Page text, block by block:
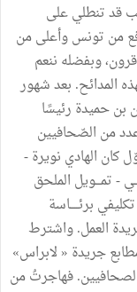
قدتنطليعلى
من تونسوأعلىمن
قرون،وبفضله ننعم
المدائح. بعدشهور
بنحميدة رئيسًا
من الصّحافيين
كان الهادي نويرة-
-تمـــويل الملحق
تكليفي برئـــــاسة
العمل.واشترط
جريدة « لابراس»
.فهاجرتُمن